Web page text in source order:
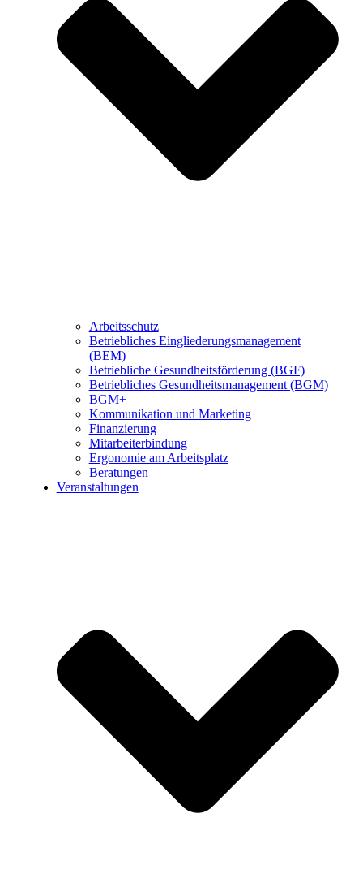
Arbeitsschutz
Betriebliches Eingliederungsmanagement
(BEM)
Betriebliche Gesundheitsförderung (BGF)
Betriebliches Gesundheitsmanagement (BGM)
BGM+
Kommunikation und Marketing
Finanzierung
Mitarbeiterbindung
Ergonomie am Arbeitsplatz
Beratungen
Veranstaltungen